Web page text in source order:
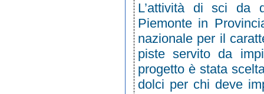
L’attività di sci da
Piemonte in
nazionale per il
piste servito da
progetto è stata
dolci per chi deve